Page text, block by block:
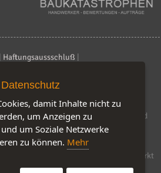
Haftungsaussschluß
Produktbezeichnungen, Namen und
der jeweiligen Firmen. Unser Portal
wir Geld erhalten.
Software by IQ-Markt
damit Inhalte nicht zu
um Anzeigen zu
um Soziale Netzwerke
zu können. Mehr